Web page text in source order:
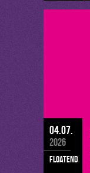
04.07.
2026
floatend